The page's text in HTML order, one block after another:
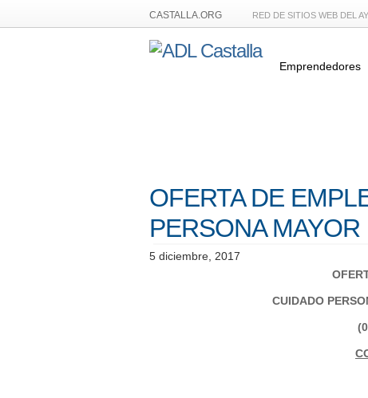
CASTALLA.ORG RED DE SITIOS WEB DEL
Emprendedores
OFERTA DE
PERSONA
5 diciembre, 2017
CUIDADO